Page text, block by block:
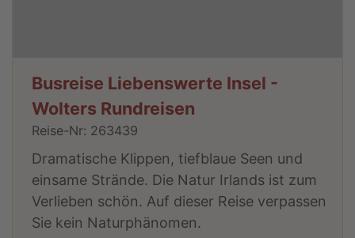
Busreise Liebenswerte Insel -
Wolters Rundreisen
Reise-Nr: 263439
Dramatische Klippen, tiefblaue Seen und
einsame Strände. Die Natur Irlands ist zum
Verlieben schön. Auf dieser Reise verpassen
Sie kein Naturphänomen.